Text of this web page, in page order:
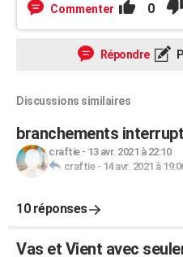
Commenter 0
Répondre
Discussions similaires
branchements
craftie- 13 avr. 2021 à 22:10
craftie- 14 avr. 2021 à
10 réponses
Vas et Vient avec